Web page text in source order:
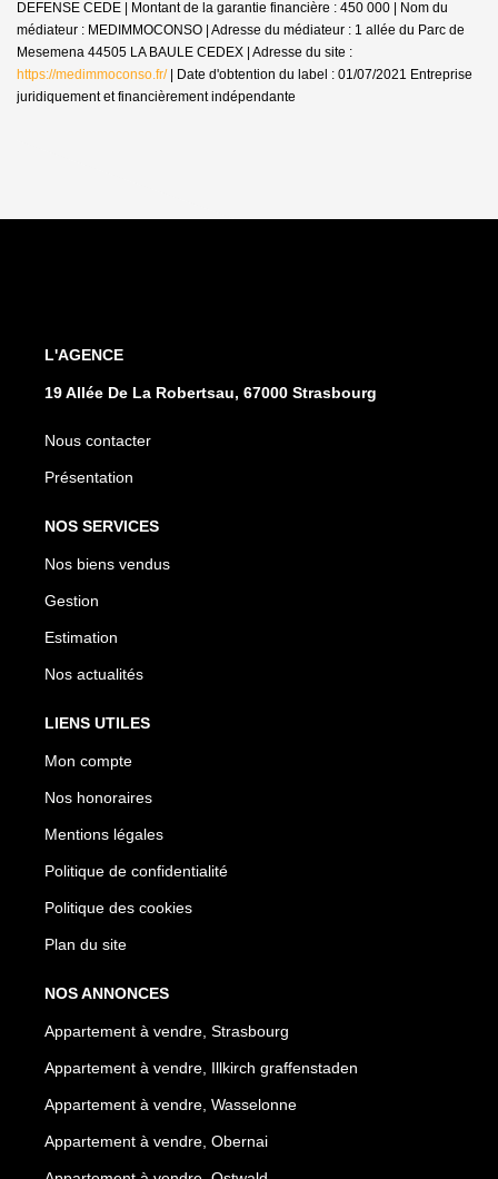
DEFENSE CEDE | Montant de la garantie financière : 450 000 | Nom du
médiateur : MEDIMMOCONSO | Adresse du médiateur : 1 allée du Parc de
Mesemena 44505 LA BAULE CEDEX | Adresse du site :
https://medimmoconso.fr/| Date d'obtention du label : 01/07/2021 Entreprise
juridiquement et financièrement indépendante
L'AGENCE
19 Allée De La Robertsau, 67000 Strasbourg
Nous contacter
Présentation
NOS SERVICES
Nos biens vendus
Gestion
Estimation
Nos actualités
LIENS UTILES
Mon compte
Nos honoraires
Mentions légales
Politique de confidentialité
Politique des cookies
Plan du site
NOS ANNONCES
Appartement à vendre, Strasbourg
Appartement à vendre, Illkirch graffenstaden
Appartement à vendre, Wasselonne
Appartement à vendre, Obernai